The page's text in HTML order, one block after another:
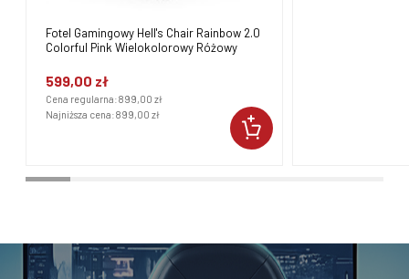
Fotel Gamingowy Hell's Chair Rainbow 2.0
Colorful Pink Wielokolorowy Różowy
599,00 zł
Cena regularna:899,00 zł
Najniższa cena:899,00 zł